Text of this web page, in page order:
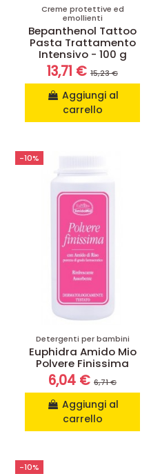
Creme protettive ed
emollienti
Bepanthenol Tattoo
Pasta Trattamento
Intensivo - 100 g
13,71 € 15,23 €
Aggiungi al
carrello
-10%
Detergenti per bambini
Euphidra Amido Mio
Polvere Finissima
6,04 € 6,71 €
Aggiungi al
carrello
-10%